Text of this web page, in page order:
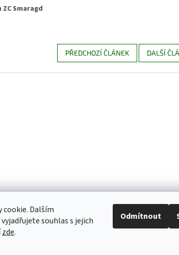
cookie. Dalším
souhlas s jejich
zde.
Odmítnout
Smaragd
PŘEDCHOZÍ ČLÁNEK DALŠÍ
a ošetřujeme, aby byly zdravé a bez škůdců 🐛.